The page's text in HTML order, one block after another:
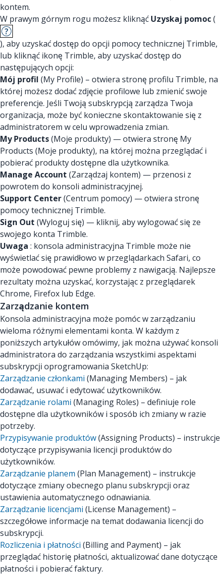
kontem.
W prawym górnym rogu możesz kliknąć Uzyskaj pomoc(
), aby uzyskać dostęp do opcji pomocy technicznej Trimble,
lub kliknąć ikonę Trimble, aby uzyskać dostęp do
następujących opcji:
Mój profil (My Profile) – otwiera stronę profilu Trimble, na
której możesz dodać zdjęcie profilowe lub zmienić swoje
preferencje. Jeśli Twoją subskrypcją zarządza Twoja
organizacja, może być konieczne skontaktowanie się z
administratorem w celu wprowadzenia zmian.
My Products(Moje produkty) — otwiera stronę My
Products (Moje produkty), na której można przeglądać i
pobierać produkty dostępne dla użytkownika.
Manage Account (Zarządzaj kontem) — przenosi z
powrotem do konsoli administracyjnej.
Support Center(Centrum pomocy) — otwiera stronę
pomocy technicznej Trimble.
Sign Out (Wyloguj się) — kliknij, aby wylogować się ze
swojego konta Trimble.
Uwaga : konsola administracyjna Trimble może nie
wyświetlać się prawidłowo w przeglądarkach Safari, co
może powodować pewne problemy z nawigacją. Najlepsze
rezultaty można uzyskać, korzystając z przeglądarek
Chrome, Firefox lub Edge.
Zarządzanie kontem
Konsola administracyjna może pomóc w zarządzaniu
wieloma różnymi elementami konta. W każdym z
poniższych artykułów omówimy, jak można używać konsoli
administratora do zarządzania wszystkimi aspektami
subskrypcji oprogramowania SketchUp:
Zarządzanie członkami (Managing Members) – jak
dodawać, usuwać i edytować użytkowników.
Zarządzanie rolami (Managing Roles) – definiuje role
dostępne dla użytkowników i sposób ich zmiany w razie
potrzeby.
Przypisywanie produktów(Assigning Products) – instrukcje
dotyczące przypisywania licencji produktów do
użytkowników.
Zarządzanie planem (Plan Management) – instrukcje
dotyczące zmiany obecnego planu subskrypcji oraz
ustawienia automatycznego odnawiania.
Zarządzanie licencjami (License Management) –
szczegółowe informacje na temat dodawania licencji do
subskrypcji.
Rozliczenia i płatności (Billing and Payment) – jak
przeglądać historię płatności, aktualizować dane dotyczące
płatności i pobierać faktury.